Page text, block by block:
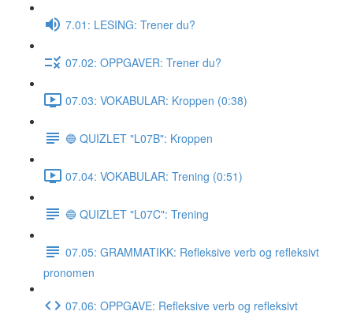
7.01: LESING: Trener du?
07.02: OPPGAVER: Trener du?
07.03: VOKABULAR: Kroppen (0:38)
🔵 QUIZLET "L07B": Kroppen
07.04: VOKABULAR: Trening (0:51)
🔵 QUIZLET "L07C": Trening
07.05: GRAMMATIKK: Refleksive verb og refleksivt
pronomen
07.06: OPPGAVE: Refleksive verb og refleksivt